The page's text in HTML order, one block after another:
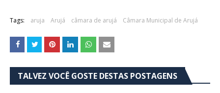
Tags: aruja Arujá câmara de arujá Câmara Municipal de Arujá
TALVEZ VOCÊ GOSTE DESTAS POSTAGENS